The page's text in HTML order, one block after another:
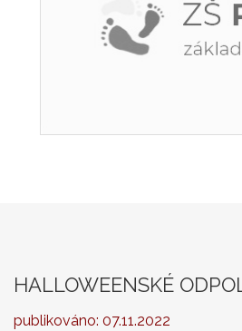
HALLOWEENSKÉ
publikováno: 07.11.2022